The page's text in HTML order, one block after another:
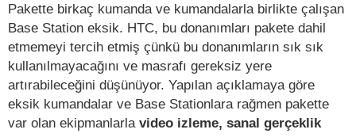
Pakette birkaç kumanda ve kumandalarla birlikte çalışan
Base Station eksik. HTC, bu donanımları pakete dahil
etmemeyi tercih etmiş çünkü bu donanımların sık sık
kullanılmayacağını ve masrafı gereksiz yere
artırabileceğini düşünüyor. Yapılan açıklamaya göre
eksik kumandalar ve Base Stationlara rağmen pakette
var olan ekipmanlarla video izleme, sanal gerçeklik